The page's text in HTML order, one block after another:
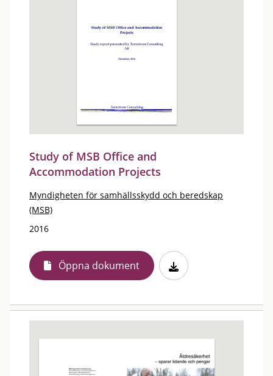
Study of MSB Office and
Accommodation Projects
Myndigheten för samhällsskydd och beredskap
(MSB)
2016
Öppna dokument